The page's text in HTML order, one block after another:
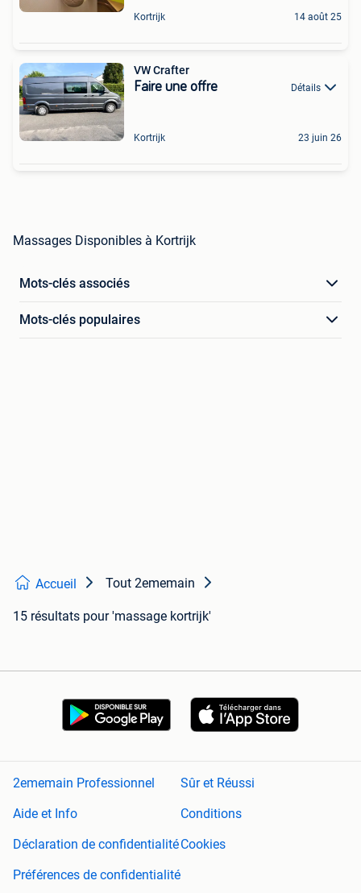
Kortrijk 14 août 25
VW Crafter
Faire une offre Détails
Kortrijk 23 juin 26
Massages Disponibles à Kortrijk
Mots-clés associés
Mots-clés populaires
Accueil Tout 2ememain
15 résultats pour 'massage kortrijk'
2ememain Professionnel
Sûr et Réussi
Aide et Info
Conditions
Déclaration de confidentialitéCookies
Préférences de confidentialité